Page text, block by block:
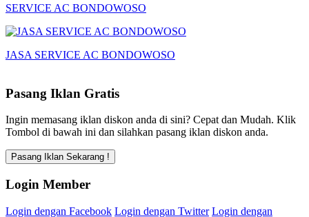
SERVICE AC BONDOWOSO
JASA SERVICE AC BONDOWOSO
Pasang Iklan Gratis
Ingin memasang iklan diskon anda di sini? Cepat dan Mudah. Klik
Tombol di bawah ini dan silahkan pasang iklan diskon anda.
Login Member
Login dengan Facebook Login dengan Twitter Login dengan